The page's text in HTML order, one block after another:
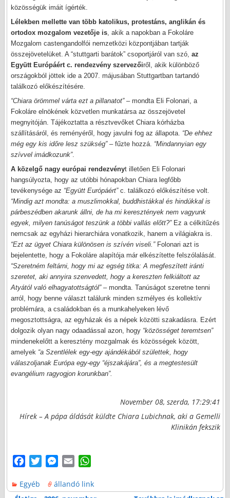
közösségük imáit ígérték.
Lélekben mellette van több katolikus, protestáns, anglikán és
ortodox mozgalom vezetője is, akik a napokban a Fokoláre
Mozgalom castengandolfói nemzetközi központjában tartják
összejövetelüket. A “stuttgarti barátok” csoportjáról van szó, az
Együtt Európáért c. rendezvény szervezőiről, akik különböző
országokból jöttek ide a 2007. májusában Stuttgartban tartandó
találkozó előkészítésére.
“Chiara örömmel várta ezt a pillanatot”– mondta Eli Folonari, a
Fokoláre elnökének közvetlen munkatársa az összejövetel
megnyitóján. Tájékoztatta a résztvevőket Chiara kórházba
szállításáról, és reményéről, hogy javulni fog az állapota. “De ehhez
még egy kis időre lesz szükség” – fűzte hozzá. “Mindannyian egy
szívvel imádkozunk”.
A közelgő nagy európai rendezvényt illetően Eli Folonari
hangsúlyozta, hogy az utóbbi hónapokban Chiara legfőbb
tevékenysége az “Együtt Európáért”c. találkozó előkészítése volt.
“Mindig azt mondta: a muszlimokkal, buddhistákkal és hindúkkal is
párbeszédben akarunk állni, de ha mi keresztények nem vagyunk
egyek, milyen tanúságot teszünk a többi vallás előtt?”Ez a célkitűzés
nemcsak az egyházi hierarchiára vonatkozik, hanem a világiakra is.
“Ezt az ügyet Chiara különösen is szívén viseli.” Folonari azt is
bejelentette, hogy a Fokoláre alapítója már elkészítette felszólalását.
“Szeretném feltárni, hogy mi az egség titka: A megfeszített iránti
szeretet, aki annyira szenvedett, hogy a kereszten felkiáltott az
Atyától való elhagyatottságtól” – mondta. Tanúságot szeretne tenni
arról, hogy benne választ találunk minden szmélyes és kollektív
problémára, a családokban és a munkahelyeken lévő
megosztottságra, az egyházak és a népek közötti szakadásra. Ezért
dolgozik olyan nagy odaadással azon, hogy“közösséget teremtsen”
mindenekelőtt a keresztény mozgalmak és közösségek között,
amelyek “a Szentlélek egy-egy ajándékából születtek, hogy
válaszoljanak Európa egy-egy “éjszakájára”, és a megtestesült
evangélium ragyogjon korunkban”.
November 08, szerda, 17:29:41
Hírek – A pápa áldását küldte Chiara Lubichnak, aki a Gemelli
Klinikán fekszik
c
M
s
a
a
Egyéb állandó link